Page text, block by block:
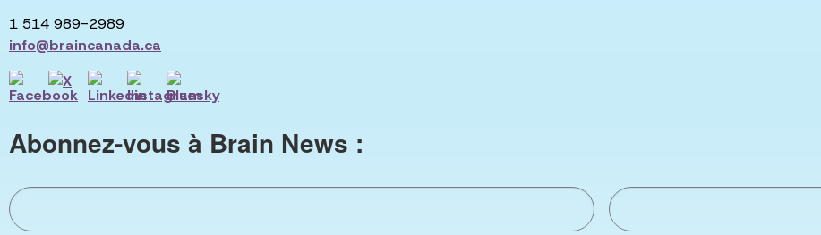
1 514 989-2989
info@braincanada.ca
Abonnez-vous à Brain News :